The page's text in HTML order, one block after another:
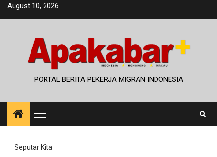
SkipAugust 10, 2026
PORTAL BERITA PEKERJA MIGRAN INDONESIA
Primary
Menu
Seputar Kita